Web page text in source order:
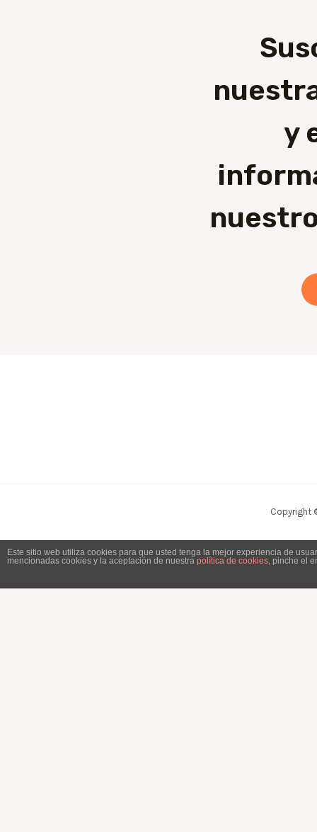
y
Copyright
Este sitio web utiliza cookies para que usted tenga la mejor experiencia de
mencionadas cookies y la aceptación de nuestra política de cookies , pinche el